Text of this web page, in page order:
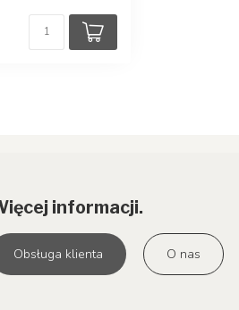
informacji.
Obsługa klienta O nas